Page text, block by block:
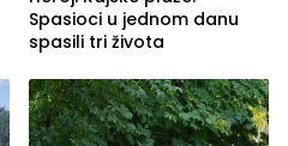
Spasioci u jednom danu
spasili tri života